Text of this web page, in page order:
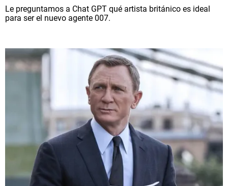
Le preguntamos a Chat GPT qué artista británico es ideal
para ser el nuevo agente 007.